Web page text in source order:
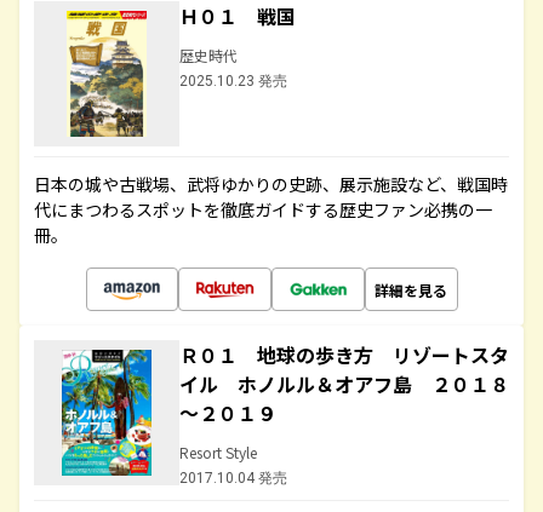
Ｈ０１ 戦国
歴史時代
2025.10.23 発売
日本の城や古戦場、武将ゆかりの史跡、展示施設など、戦国時
代にまつわるスポットを徹底ガイドする歴史ファン必携の一
冊。
詳細を見る
Ｒ０１ 地球の歩き方 リゾートスタ
イル ホノルル＆オアフ島 ２０１８
～２０１９
Resort Style
2017.10.04 発売